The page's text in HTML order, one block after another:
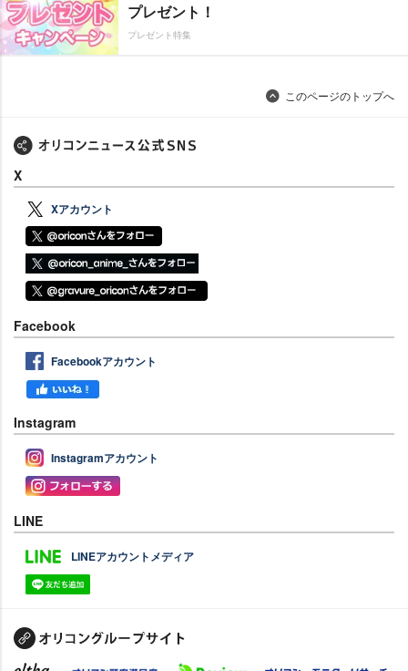
プレゼント！
プレゼント特集
このページのトップへ
X
Xアカウント
Facebook
Facebookアカウント
Instagram
Instagramアカウント
LINE
LINEアカウントメディア